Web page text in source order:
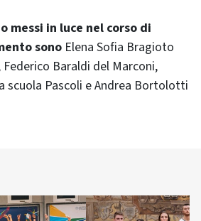
messi in luce nel corso di
sono Elena Sofia Bragioto
Baraldi del Marconi,
scuola Pascoli e Andrea Bortolotti